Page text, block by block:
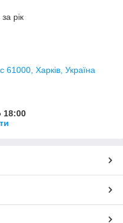
рік
61000, Харків, Україна
18:00